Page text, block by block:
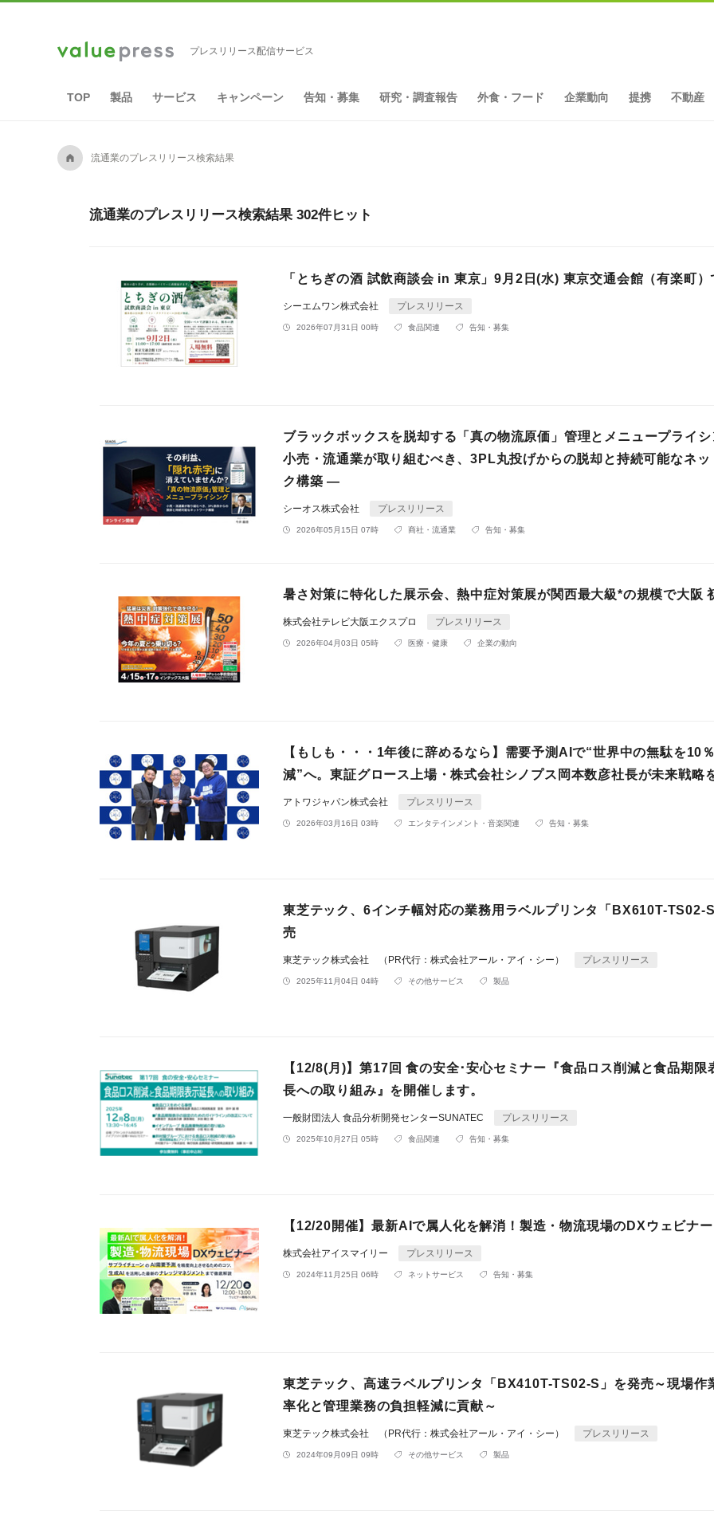
プレスリリース配信サービス
TOP 製品 サービス キャンペーン 告知・募集 研究・調査報告 外食・フード 企業動向 提携 不動産
A 流通業のプレスリリース検索結果
流通業のプレスリリース検索結果 302件ヒット
「とちぎの酒 試飲商談会 in 東京」9月2日(水) 東京交通会館（有楽町）
シーエムワン株式会社 プレスリリース
2026年07月31日 00時 食品関連 告知・募集
ブラックボックスを脱却する「真の物流原価」管理とメニュープライ
小売・流通業が取り組むべき、3PL丸投げからの脱却と持続可能なネッ
ク構築 ―
シーオス株式会社 プレスリリース
2026年05月15日 07時 商社・流通業 告知・募集
暑さ対策に特化した展示会、熱中症対策展が関西最大級*の規模で大阪
株式会社テレビ大阪エクスプロ プレスリリース
2026年04月03日 05時 医療・健康 企業の動向
【もしも・・・1年後に辞めるなら】需要予測AIで“世界中の無駄を10
減”へ。東証グロース上場・株式会社シノプス岡本数彦社長が未来戦略
アトワジャパン株式会社 プレスリリース
2026年03月16日 03時 エンタテインメント・音楽関連 告知・募集
東芝テック、6インチ幅対応の業務用ラベルプリンタ「BX610T-TS02-
売
東芝テック株式会社 （PR代行：株式会社アール・アイ・シー） プレスリリース
2025年11月04日 04時 その他サービス 製品
【12/8(月)】第17回 食の安全･安心セミナー『食品ロス削減と食品期限
長への取り組み』を開催します。
一般財団法人 食品分析開発センターSUNATEC プレスリリース
2025年10月27日 05時 食品関連 告知・募集
【12/20開催】最新AIで属人化を解消！製造・物流現場のDXウェビナ
株式会社アイスマイリー プレスリリース
2024年11月25日 06時 ネットサービス 告知・募集
東芝テック、高速ラベルプリンタ「BX410T-TS02-S」を発売～現場作
率化と管理業務の負担軽減に貢献～
東芝テック株式会社 （PR代行：株式会社アール・アイ・シー） プレスリリース
2024年09月09日 09時 その他サービス 製品